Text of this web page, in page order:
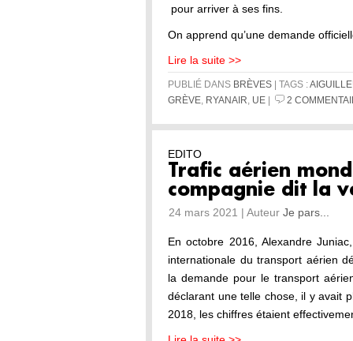
pour arriver à ses fins.
On apprend qu’une demande
Lire la suite >>
PUBLIÉ DANS BRÈVES | TAGS :
GRÈVE
RYANAIR UE 2
EDITO
Trafic aérien
compagnie dit la
24 mars 2021 | Auteur Je pars...
En octobre 2016, Alexandre
internationale du transport aérien
la demande pour le transport
déclarant une telle chose, il y avait
2018, les chiffres étaient